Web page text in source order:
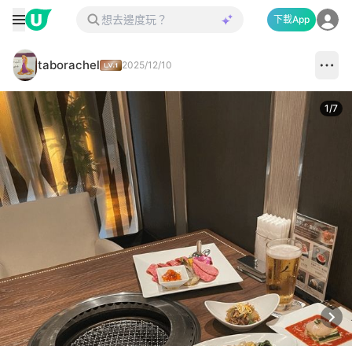
下載App
taborachel 2025/12/10
1/7